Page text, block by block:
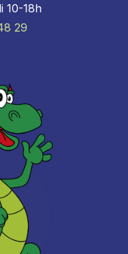
10-18h
29